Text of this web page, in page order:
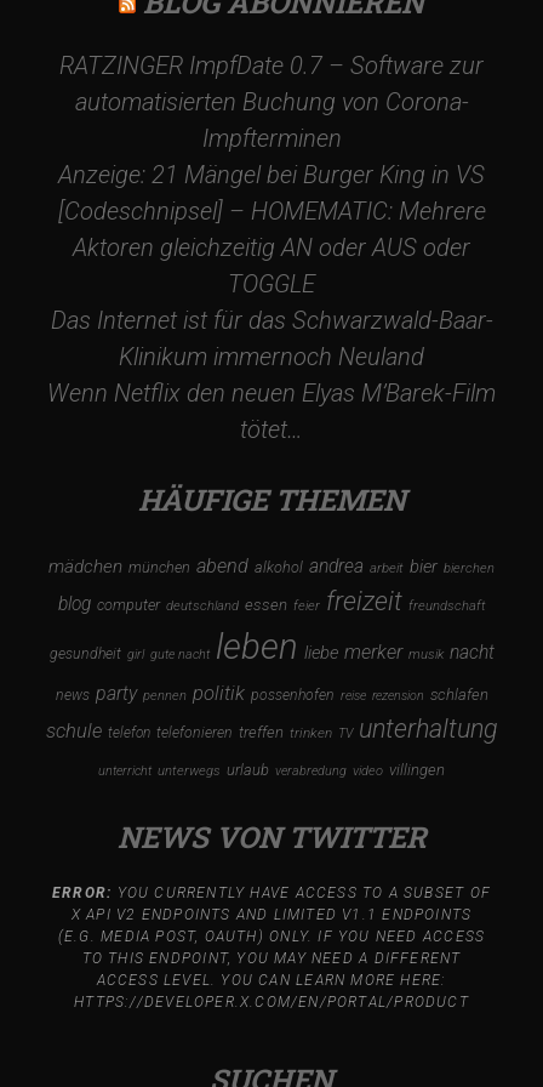
RATZINGER ImpfDate 0.7 – Software zur
automatisierten Buchung von Corona-
Impfterminen
Anzeige: 21 Mängel bei Burger King in VS
[Codeschnipsel] – HOMEMATIC: Mehrere
Aktoren gleichzeitig AN oder AUS oder
TOGGLE
Das Internet ist für das Schwarzwald-Baar-
Klinikum immernoch Neuland
Wenn Netflix den neuen Elyas M’Barek-Film
tötet…
HÄUFIGE THEMEN
mädchen münchen abend alkohol andrea arbeit bier bierchen
blog computer deutschland essen feier freizeit freundschaft
gesundheit girl gute nacht leben liebe merker musik nacht
news party pennen politik possenhofen reise rezension schlafen
schule telefon telefonieren treffen trinken TV unterhaltung
unterricht unterwegs urlaub verabredung video villingen
NEWS VON TWITTER
ERROR: YOU CURRENTLY HAVE ACCESS TO A SUBSET OF
X API V2 ENDPOINTS AND LIMITED V1.1 ENDPOINTS
(E.G. MEDIA POST, OAUTH) ONLY. IF YOU NEED ACCESS
TO THIS ENDPOINT, YOU MAY NEED A DIFFERENT
ACCESS LEVEL. YOU CAN LEARN MORE HERE:
HTTPS://DEVELOPER.X.COM/EN/PORTAL/PRODUCT